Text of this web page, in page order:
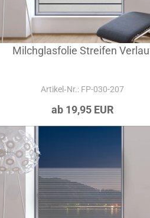
Milchglasfolie Streifen
Artikel‑Nr.: FP-030-207
ab 19,95 EUR